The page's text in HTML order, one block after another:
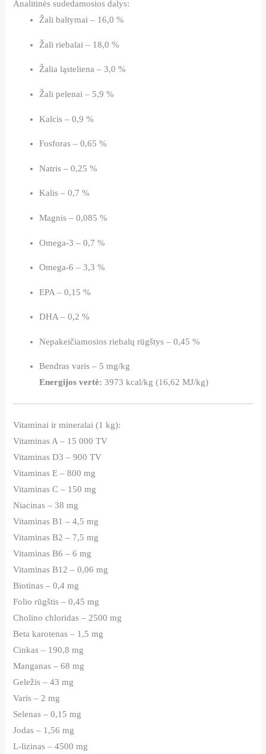
Analitinės sudedamosios dalys:
Žali baltymai – 16,0 %
Žali riebalai – 18,0 %
Žalia ląsteliena – 3,0 %
Žali pelenai – 5,9 %
Kalcis – 0,9 %
Fosforas – 0,65 %
Natris – 0,25 %
Kalis – 0,7 %
Magnis – 0,085 %
Omega-3 – 0,7 %
Omega-6 – 3,3 %
EPA – 0,15 %
DHA – 0,2 %
Nepakeičiamosios riebalų rūgštys – 0,45 %
Bendras varis – 5 mg/kg
Energijos vertė: 3973 kcal/kg (16,62 MJ/kg)
Vitaminai ir mineralai (1 kg):
Vitaminas A – 15 000 TV
Vitaminas D3 – 900 TV
Vitaminas E – 800 mg
Vitaminas C – 150 mg
Niacinas – 38 mg
Vitaminas B1 – 4,5 mg
Vitaminas B2 – 7,5 mg
Vitaminas B6 – 6 mg
Vitaminas B12 – 0,06 mg
Biotinas – 0,4 mg
Folio rūgštis – 0,45 mg
Cholino chloridas – 2500 mg
Beta karotenas – 1,5 mg
Cinkas – 190,8 mg
Manganas – 68 mg
Geležis – 43 mg
Varis – 2 mg
Selenas – 0,15 mg
Jodas – 1,56 mg
L-lizinas – 4500 mg